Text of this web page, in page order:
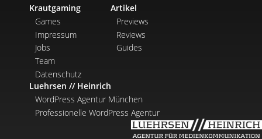
Krautgaming
Games
Impressum
Jobs
Team
Datenschutz
Artikel
Previews
Reviews
Guides
Luehrsen // Heinrich
WordPress Agentur München
Professionelle WordPress Agentur